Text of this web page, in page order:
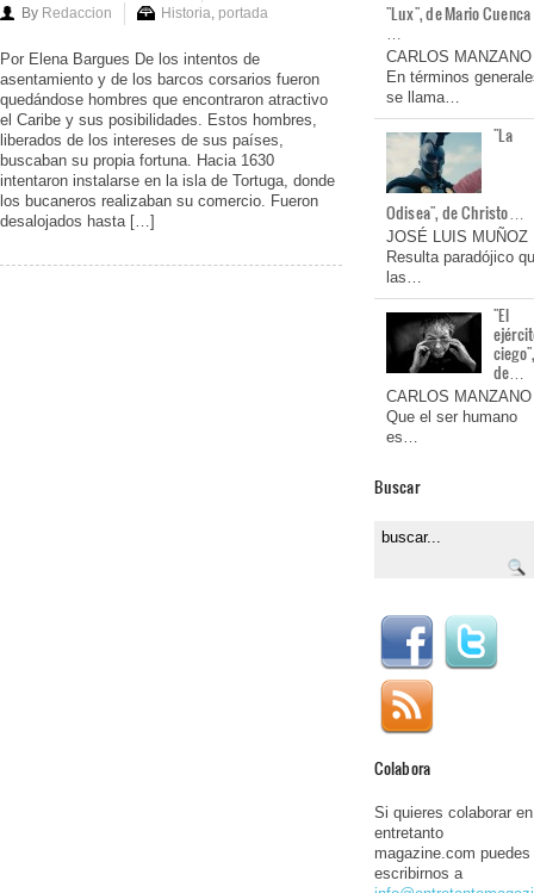
By Redaccion Historia, portada
Por Elena Bargues De los intentos de
asentamiento y de los barcos corsarios fueron
quedándose hombres que encontraron atractivo
el Caribe y sus posibilidades. Estos hombres,
liberados de los intereses de sus países,
buscaban su propia fortuna. Hacia 1630
intentaron instalarse en la isla de Tortuga, donde
los bucaneros realizaban su comercio. Fueron
desalojados hasta […]
"Lux", de Mario Cuenca
…
CARLOS MANZANO
En términos
se llama…
"La
Odisea", de Christo…
JOSÉ LUIS MUÑOZ
Resulta paradójico
las…
"El
de…
CARLOS MANZANO
Que el ser humano
es…
Buscar
Colabora
Si quieres colaborar en
entretanto
magazine.com puedes
escribirnos a